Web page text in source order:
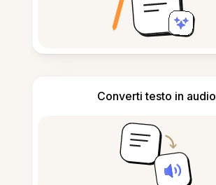
Converti testo in audio